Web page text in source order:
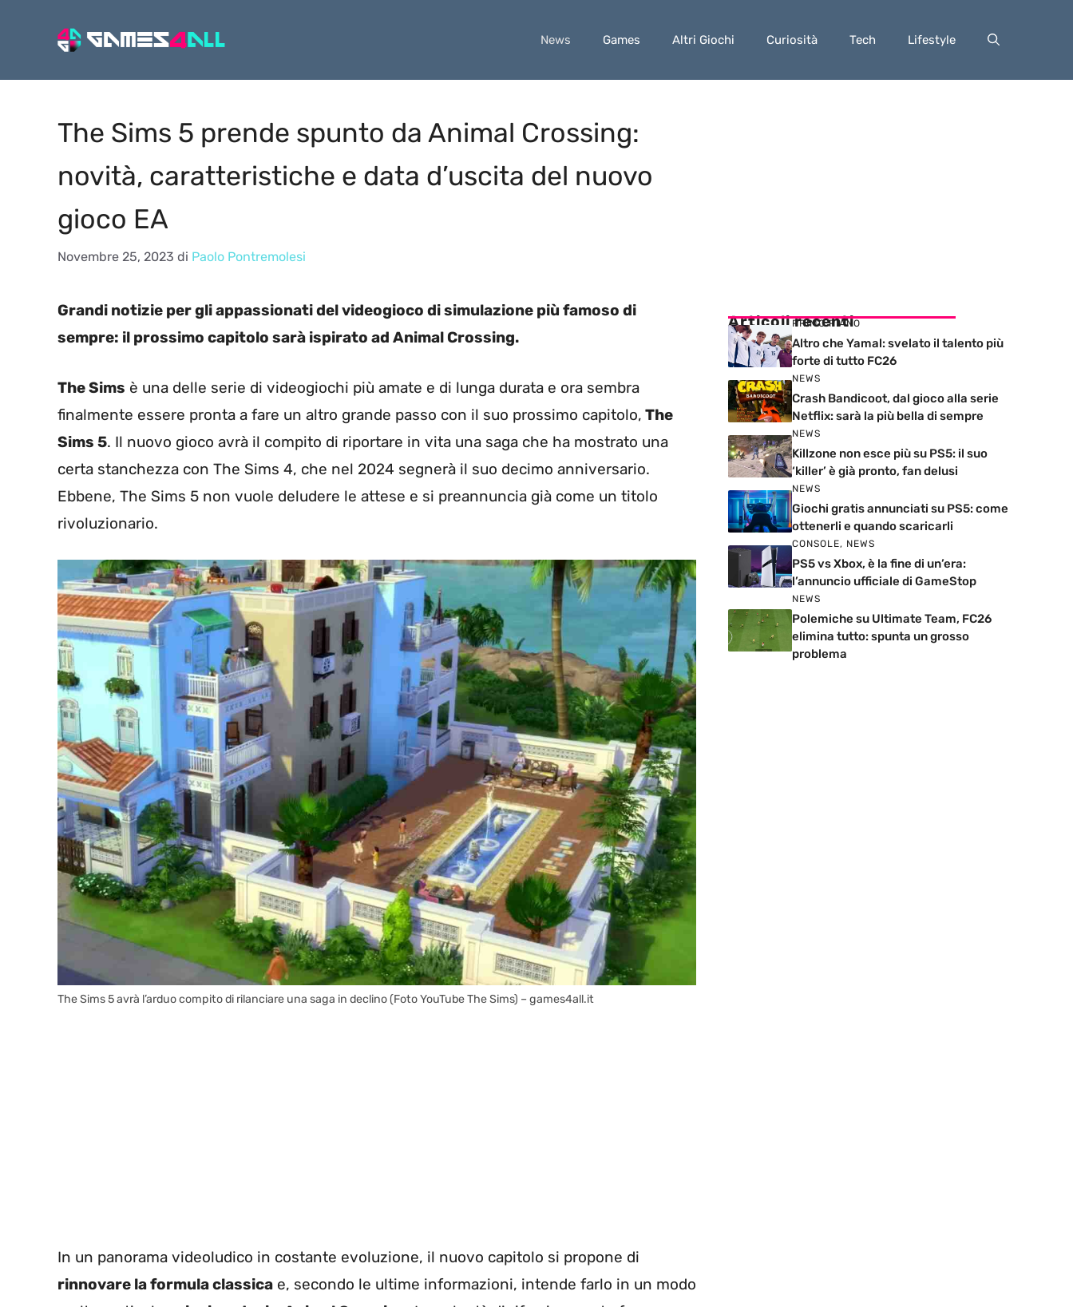
News Games Altri Giochi Curiosità Tech Lifestyle
The Sims 5 prende spunto da Animal Crossing:
novità, caratteristiche e data d’uscita del nuovo
gioco EA
Novembre 25, 2023 di Paolo Pontremolesi
Grandi notizie per gli appassionati del videogioco di simulazione più famoso di
sempre: il prossimo capitolo sarà ispirato ad Animal Crossing.
The Sims è una delle serie di videogiochi più amate e di lunga durata e ora sembra
finalmente essere pronta a fare un altro grande passo con il suo prossimo capitolo, The
Sims 5. Il nuovo gioco avrà il compito di riportare in vita una saga che ha mostrato una
certa stanchezza con The Sims 4, che nel 2024 segnerà il suo decimo anniversario.
Ebbene, The Sims 5 non vuole deludere le attese e si preannuncia già come un titolo
rivoluzionario.
The Sims 5 avrà l’arduo compito di rilanciare una saga in declino (Foto YouTube The Sims) – games4all.it
In un panorama videoludico in costante evoluzione, il nuovo capitolo si propone di
rinnovare la formula classica e, secondo le ultime informazioni, intende farlo in un modo
Articoli recenti
PRIMO PIANO
Altro che Yamal: svelato il talento più
forte di tutto FC26
NEWS
Crash Bandicoot, dal gioco alla serie
Netflix: sarà la più bella di sempre
NEWS
Killzone non esce più su PS5: il suo
‘killer’ è già pronto, fan delusi
NEWS
Giochi gratis annunciati su PS5: come
ottenerli e quando scaricarli
CONSOLE, NEWS
PS5 vs Xbox, è la fine di un’era:
l’annuncio ufficiale di GameStop
NEWS
Polemiche su Ultimate Team, FC26
elimina tutto: spunta un grosso
problema